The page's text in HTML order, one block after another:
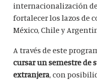
internacionalización
fortalecer los lazos de
México, Chile y
A través de este
cursar un semestre de
extranjera, con